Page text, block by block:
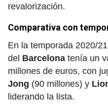
revalorización.
Comparativa con
En la temporada 2020/
del Barcelona tenía un
millones de euros, con
Jong (90 millones) y
liderando la lista.